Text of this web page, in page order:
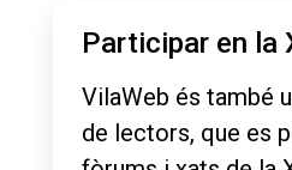
Participar en la
VilaWeb és també
de lectors, que es